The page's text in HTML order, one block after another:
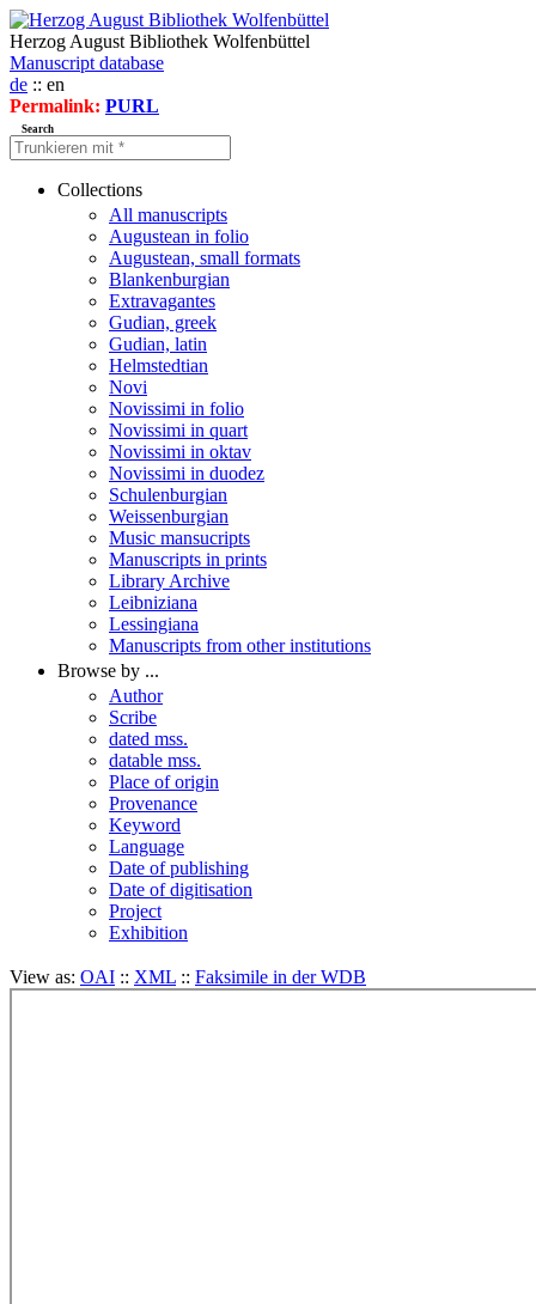
Herzog August Bibliothek Wolfenbüttel
Manuscript database
de :: en
Permalink: PURL
Search
Collections
All manuscripts
Augustean in folio
Augustean, small formats
Blankenburgian
Extravagantes
Gudian, greek
Gudian, latin
Helmstedtian
Novi
Novissimi in folio
Novissimi in quart
Novissimi in oktav
Novissimi in duodez
Schulenburgian
Weissenburgian
Music mansucripts
Manuscripts in prints
Library Archive
Leibniziana
Lessingiana
Manuscripts from other institutions
Browse by ...
Author
Scribe
dated mss.
datable mss.
Place of origin
Provenance
Keyword
Language
Date of publishing
Date of digitisation
Project
Exhibition
View as: OAI :: XML :: Faksimile in der WDB